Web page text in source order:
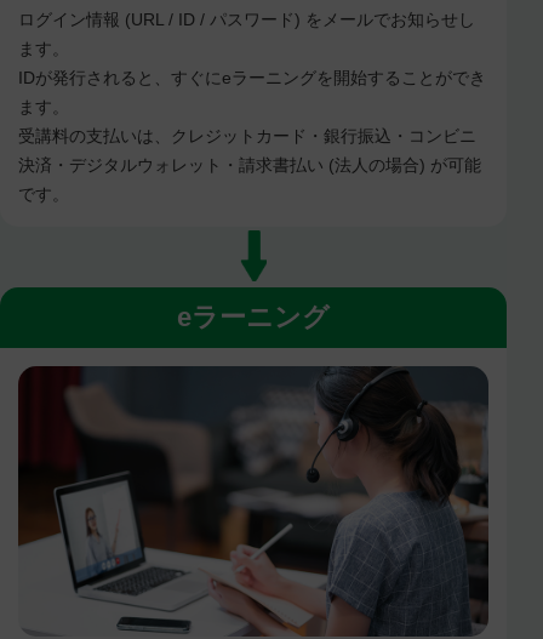
ログイン情報 (URL / ID / パスワード) をメールでお知らせし
ます。
IDが発行されると、すぐにeラーニングを開始することができ
ます。
受講料の支払いは、クレジットカード・銀行振込・コンビニ
決済・デジタルウォレット・請求書払い (法人の場合) が可能
です。
eラーニング